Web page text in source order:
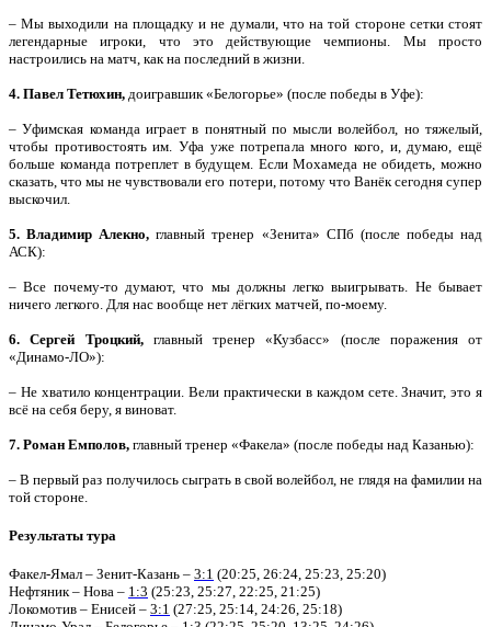
– Мы выходили на площадку и не думали, что на той стороне сетки стоят
легендарные игроки, что это действующие чемпионы. Мы просто
настроились на матч, как на последний в жизни.
4. Павел Тетюхин, доигравшик «Белогорье» (после победы в Уфе):
– Уфимская команда играет в понятный по мысли волейбол, но тяжелый,
чтобы противостоять им. Уфа уже потрепала много кого, и, думаю, ещё
больше команда потреплет в будущем. Если Мохамеда не обидеть, можно
сказать, что мы не чувствовали его потери, потому что Ванёк сегодня супер
выскочил.
5. Владимир Алекно, главный тренер «Зенита» СПб (после победы над
АСК):
– Все почему-то думают, что мы должны легко выигрывать. Не бывает
ничего легкого. Для нас вообще нет лёгких матчей, по-моему.
6. Сергей Троцкий,главный тренер «Кузбасс» (после поражения от
«Динамо-ЛО»):
– Не хватило концентрации. Вели практически в каждом сете. Значит, это я
всё на себя беру, я виноват.
7. Роман Емполов, главный тренер «Факела» (после победы над Казанью):
– В первый раз получилось сыграть в свой волейбол, не глядя на фамилии на
той стороне.
Результаты тура
Факел-Ямал – Зенит-Казань – 3:1 (20:25, 26:24, 25:23, 25:20)
Нефтяник – Нова – 1:3 (25:23, 25:27, 22:25, 21:25)
Локомотив – Енисей – 3:1 (27:25, 25:14, 24:26, 25:18)